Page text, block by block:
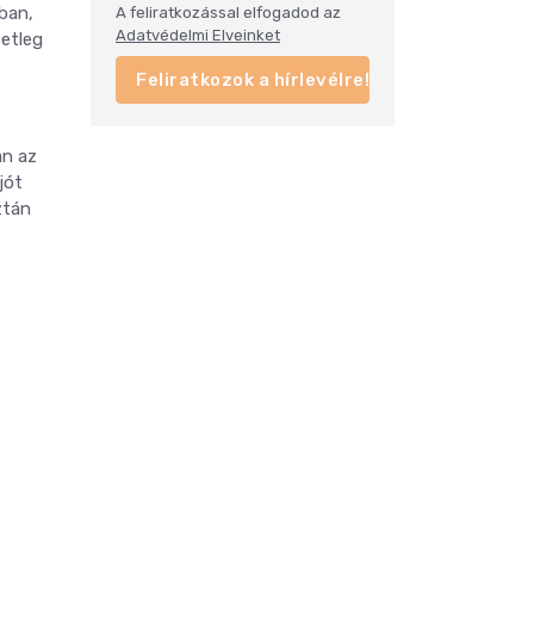
az
A feliratkozással elfogadod az
Adatvédelmi Elveinket
Feliratkozok a hírlevélre!